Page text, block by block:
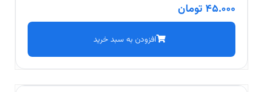
45.000 تومان
افزودن به سبد خرید